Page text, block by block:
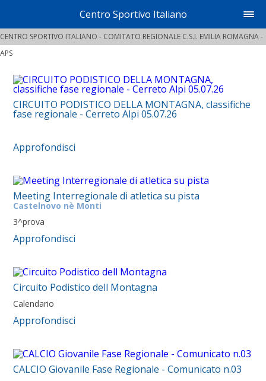
Centro Sportivo Italiano
CENTRO SPORTIVO ITALIANO - COMITATO REGIONALE C.S.I. EMILIA ROMAGNA -
APS
CIRCUITO PODISTICO DELLA MONTAGNA, classifiche
fase regionale - Cerreto Alpi 05.07.26
Approfondisci
Meeting Interregionale di atletica su pista
Castelnovo nè Monti
3^prova
Approfondisci
Circuito Podistico dell Montagna
Calendario
Approfondisci
CALCIO Giovanile Fase Regionale - Comunicato n.03